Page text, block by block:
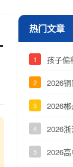
热门文章
1 孩子偏
2 2026
3 2026
4 2026
5 2026